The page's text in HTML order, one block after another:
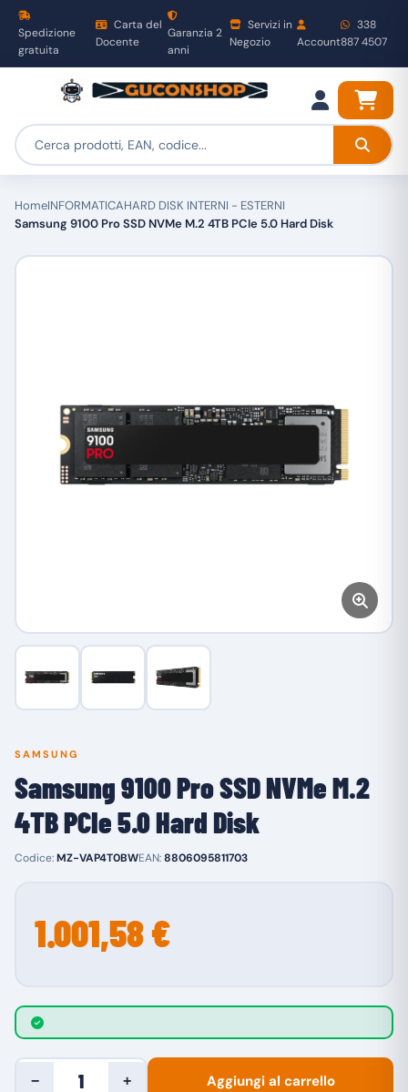
Spedizione
gratuita
Carta del
Docente
Garanzia 2
anni
Servizi in
Negozio
Account
338
887 4507
HomeINFORMATICAHARD DISK INTERNI - ESTERNI
Samsung 9100 Pro SSD NVMe M.2 4TB PCIe 5.0 Hard Disk
SAMSUNG
Samsung 9100 Pro SSD NVMe M.2
4TB PCIe 5.0 Hard Disk
Codice:MZ-VAP4T0BWEAN:8806095811703
1.001,58 €
− + Aggiungi al carrello